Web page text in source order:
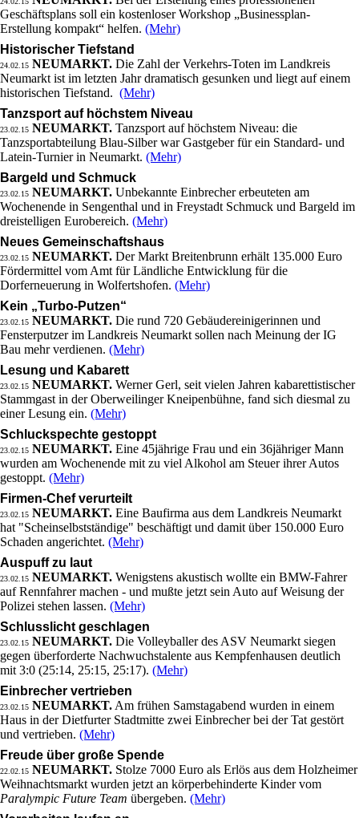
Geschäftsplans soll ein kostenloser Workshop „Businessplan-
Erstellung kompakt“ helfen. (Mehr)
Historischer Tiefstand
24.02.15 NEUMARKT. Die Zahl der Verkehrs-Toten im Landkreis
Neumarkt ist im letzten Jahr dramatisch gesunken und liegt auf einem
historischen Tiefstand. (Mehr)
Tanzsport auf höchstem Niveau
23.02.15 NEUMARKT. Tanzsport auf höchstem Niveau: die
Tanzsportabteilung Blau-Silber war Gastgeber für ein Standard- und
Latein-Turnier in Neumarkt. (Mehr)
Bargeld und Schmuck
23.02.15 NEUMARKT. Unbekannte Einbrecher erbeuteten am
Wochenende in Sengenthal und in Freystadt Schmuck und Bargeld im
dreistelligen Eurobereich. (Mehr)
Neues Gemeinschaftshaus
23.02.15 NEUMARKT. Der Markt Breitenbrunn erhält 135.000 Euro
Fördermittel vom Amt für Ländliche Entwicklung für die
Dorferneuerung in Wolfertshofen. (Mehr)
Kein „Turbo-Putzen“
23.02.15 NEUMARKT. Die rund 720 Gebäudereinigerinnen und
Fensterputzer im Landkreis Neumarkt sollen nach Meinung der IG
Bau mehr verdienen. (Mehr)
Lesung und Kabarett
23.02.15 NEUMARKT. Werner Gerl, seit vielen Jahren kabarettistischer
Stammgast in der Oberweilinger Kneipenbühne, fand sich diesmal zu
einer Lesung ein. (Mehr)
Schluckspechte gestoppt
23.02.15 NEUMARKT. Eine 45jährige Frau und ein 36jähriger Mann
wurden am Wochenende mit zu viel Alkohol am Steuer ihrer Autos
gestoppt. (Mehr)
Firmen-Chef verurteilt
23.02.15 NEUMARKT. Eine Baufirma aus dem Landkreis Neumarkt
hat "Scheinselbstständige" beschäftigt und damit über 150.000 Euro
Schaden angerichtet. (Mehr)
Auspuff zu laut
23.02.15 NEUMARKT. Wenigstens akustisch wollte ein BMW-Fahrer
auf Rennfahrer machen - und mußte jetzt sein Auto auf Weisung der
Polizei stehen lassen. (Mehr)
Schlusslicht geschlagen
23.02.15 NEUMARKT. Die Volleyballer des ASV Neumarkt siegen
gegen überforderte Nachwuchstalente aus Kempfenhausen deutlich
mit 3:0 (25:14, 25:15, 25:17). (Mehr)
Einbrecher vertrieben
23.02.15 NEUMARKT. Am frühen Samstagabend wurden in einem
Haus in der Dietfurter Stadtmitte zwei Einbrecher bei der Tat gestört
und vertrieben. (Mehr)
Freude über große Spende
22.02.15 NEUMARKT. Stolze 7000 Euro als Erlös aus dem Holzheimer
Weihnachtsmarkt wurden jetzt an körperbehinderte Kinder vom
Paralympic Future Team übergeben. (Mehr)